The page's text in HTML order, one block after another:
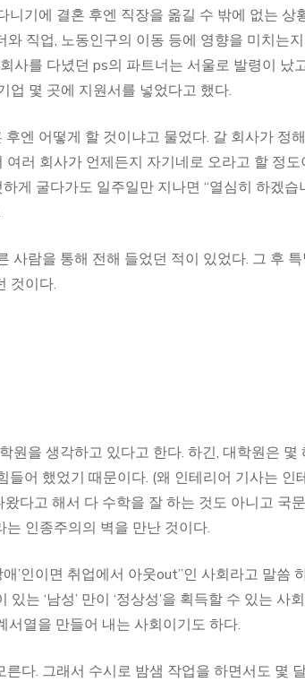
기에 결혼 후엔 직장을 옮길 수 밖에 없는 상
직업, 노동인구의 이동 등에 영향을 미치는
사를 다녔던 ps의 파트너는 서울로 발령이 났
업 몇 곳에 지원서를 넣었다고 했다.
엔 어떻게 할 것이냐고 물었다. 갈 회사가 정
러 회사가 언제든지 자기네로 오라고 할 정도
게 굴다가도 일주일만 지나면 “열심히 하겠습
사람을 통해 전해 들었던 적이 있었다. 그 후 특
것이다.
원을 생각하고 있다고 한다. 하긴, 대학원은 몇
어 했었기 때문이다. (왜 인테리어 기사는 인
다고 해서 다 수학을 잘 하는 것도 아니고 국
인종주의의 벽을 만난 것이다.
’인이면 취업에서 아웃out”인 사회라고 말씀
는 ‘남성’ 만이 ‘정상성’을 획득할 수 있는 사
서열을 만들어 내는 사회이기도 하다.
다. 그래서 수시로 밤샘 작업을 하면서도 몇